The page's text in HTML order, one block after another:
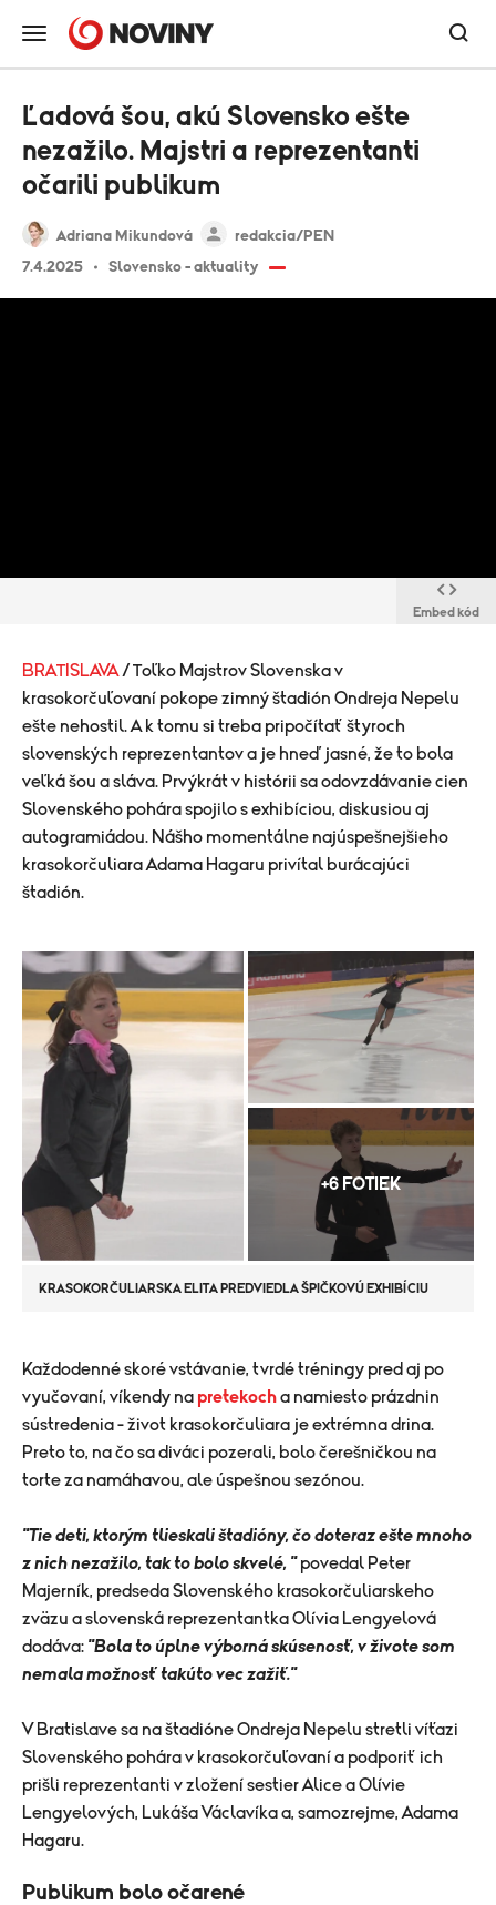
Adriana Mikundová
redakcia/PEN
7.4.2025
Slovensko - aktuality
Ľadová šou, akú Slovensko ešte
nezažilo. Majstri a reprezentanti
očarili publikum
Embed kód
BRATISLAVA / Toľko Majstrov Slovenska v
krasokorčuľovaní pokope zimný štadión Ondreja Nepelu
ešte nehostil. A k tomu si treba pripočítať štyroch
slovenských reprezentantov a je hneď jasné, že to bola
veľká šou a sláva. Prvýkrát v histórii sa odovzdávanie cien
Slovenského pohára spojilo s exhibíciou, diskusiou aj
autogramiádou. Nášho momentálne najúspešnejšieho
krasokorčuliara Adama Hagaru privítal burácajúci
štadión.
+6 FOTIEK
KRASOKORČULIARSKA ELITA PREDVIEDLA ŠPIČKOVÚ EXHIBÍCIU
Každodenné skoré vstávanie, tvrdé tréningy pred aj po
vyučovaní, víkendy na pretekocha namiesto prázdnin
sústredenia - život krasokorčuliara je extrémna drina.
Preto to, na čo sa diváci pozerali, bolo čerešničkou na
torte za namáhavou, ale úspešnou sezónou.
"Tie deti, ktorým tlieskali štadióny, čo doteraz ešte mnoho
z nich nezažilo, tak to bolo skvelé, " povedal Peter
Majerník, predseda Slovenského krasokorčuliarskeho
zväzu a slovenská reprezentantka Olívia Lengyelová
dodáva: "Bola to úplne výborná skúsenosť, v živote som
nemala možnosť takúto vec zažiť."
V Bratislave sa na štadióne Ondreja Nepelu stretli víťazi
Slovenského pohára v krasokorčuľovaní a podporiť ich
prišli reprezentanti v zložení sestier Alice a Olívie
Lengyelových, Lukáša Václavíka a, samozrejme, Adama
Hagaru.
Publikum bolo očarené